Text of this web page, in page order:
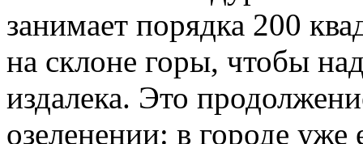
занимает порядка 200
на склоне горы, чтобы
издалека. Это
озеленении: в городе